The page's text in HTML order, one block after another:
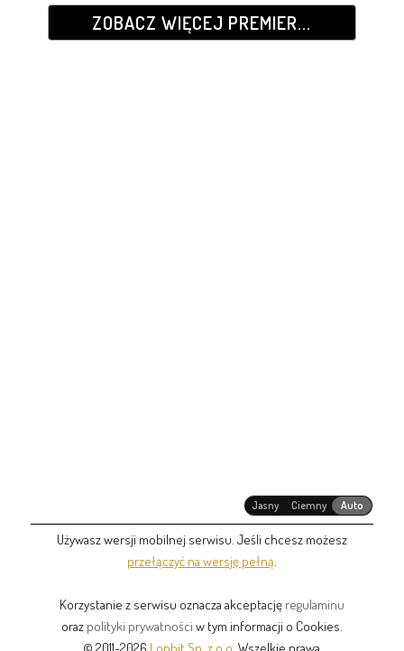
ZOBACZ WIĘCEJ PREMIER...
Jasny Ciemny Auto
Używasz wersji mobilnej serwisu. Jeśli chcesz możesz
przełączyć na wersję pełną
Korzystanie z serwisu oznacza akceptację regulaminu
oraz polityki prywatności w tym informacji o Cookies.
© 2011-2026 Lonbit Sp. z o.o. Wszelkie prawa